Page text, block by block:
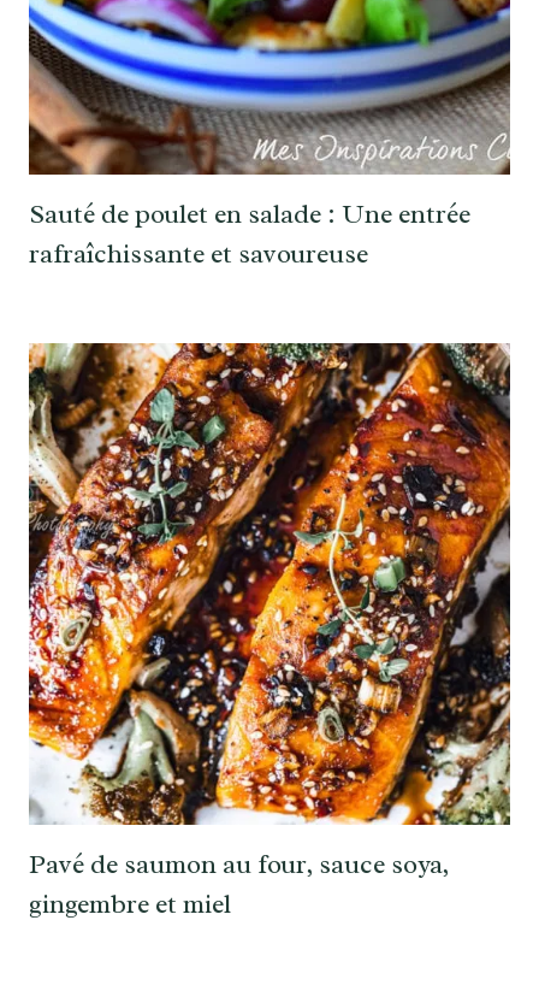
Sauté de poulet en salade : Une entrée
rafraîchissante et savoureuse
Pavé de saumon au four, sauce soya,
gingembre et miel